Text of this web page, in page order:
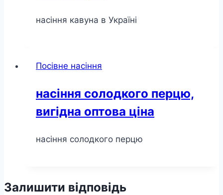
насіння кавуна в Україні
Посівне насіння
насіння солодкого перцю,
вигідна оптова ціна
насіння солодкого перцю
Залишити відповідь